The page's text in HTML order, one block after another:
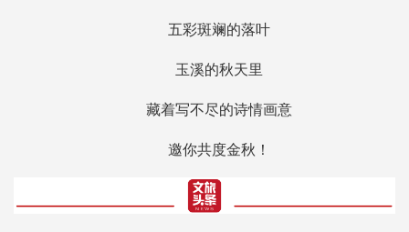
五彩斑斓的落叶
玉溪的秋天里
藏着写不尽的诗情画意
邀你共度金秋！